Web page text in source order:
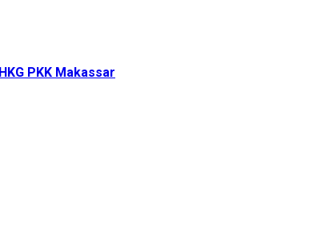
PKK Makassar